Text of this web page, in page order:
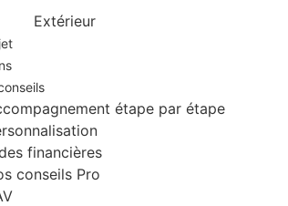
Extérieur
étape par étape
financières
conseils Pro